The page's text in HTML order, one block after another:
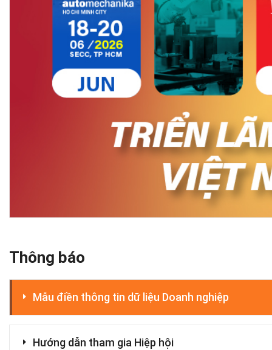
Thông báo
Mẫu điền thông tin dữ liệu Doanh nghiệp
Hướng dẫn tham gia Hiệp hội